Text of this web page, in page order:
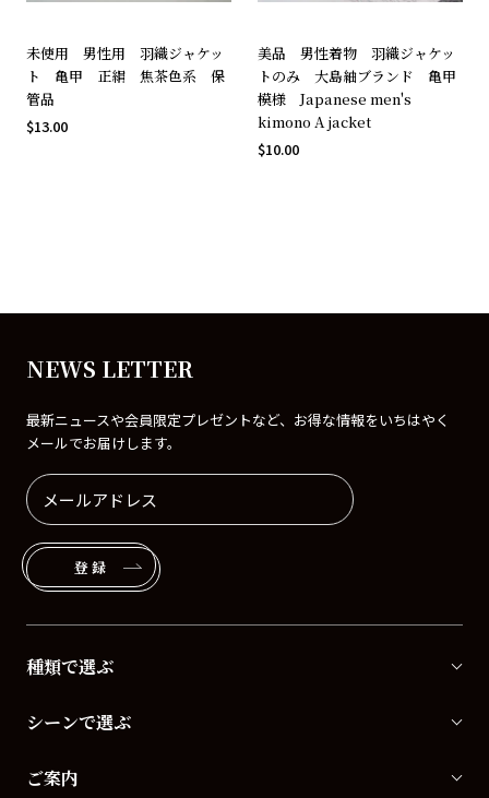
未使用 男性用 羽織ジャケッ
ト 亀甲 正絹 焦茶色系 保
管品
$13.00
美品 男性着物 羽織ジャケッ
トのみ 大島紬ブランド 亀甲
模様 Japanese men's
kimono A jacket
$10.00
NEWS LETTER
最新ニュースや会員限定プレゼントなど、お得な情報をいちはやく
メールでお届けします。
登録
種類で選ぶ
シーンで選ぶ
ご案内